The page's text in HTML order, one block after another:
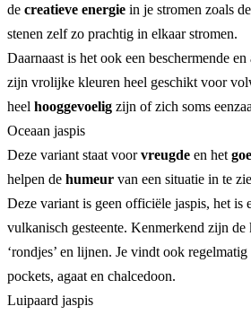
de creatieve energie in je stromen zoals
stenen zelf zo prachtig in elkaar stromen.
Daarnaast is het ook een beschermende en
zijn vrolijke kleuren heel geschikt voor
heel hooggevoelig zijn of zich soms
Oceaan jaspis
Deze variant staat voorvreugde en het
helpen de humeur van een situatie in te
Deze variant is geen officiële jaspis, het is
vulkanisch gesteente. Kenmerkend zijn de
‘rondjes’ en lijnen. Je vindt ook
pockets, agaat en chalcedoon.
Luipaard jaspis